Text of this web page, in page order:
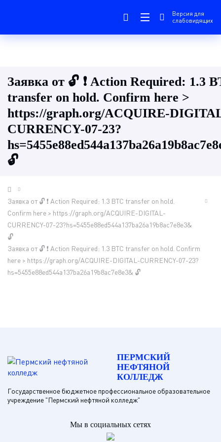
Версия для
слабовидящих
Заявка от 🔓 ❗ Action Required: 1.3
transfer on hold. Confirm here >
https://graph.org/ACQUIRE-
CURRENCY-07-23?
🔓
Заявка от 🔓 ❗ Action Required: 1.3 BTC transfer on hold.
Confirm here > https://graph.org/ACQUIRE-DIGITAL-
CURRENCY-07-23?hs=5455e88ed544a137ba26a19b8ac7e8e3&
🔓
Заявка от 🔓 ❗ Action Required: 1.3 BTC transfer on hold. Confirm
here > https://graph.org/ACQUIRE-DIGITAL-CURRENCY-07-23?
hs=5455e88ed544a137ba26a19b8ac7e8e3& 🔓
ПЕРМСКИЙ
НЕФТЯНОЙ
КОЛЛЕДЖ
Государственное бюджетное профессиональное образовательное
учреждение "Пермский нефтяной колледж"
Мы в социальных сетях